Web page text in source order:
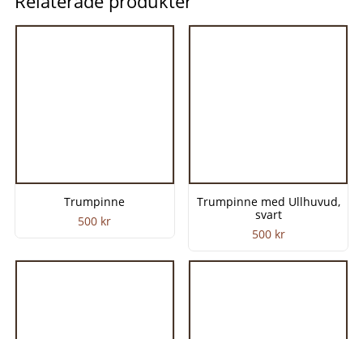
Trumpinne
500 kr
Trumpinne med Ullhuvud,
svart
500 kr